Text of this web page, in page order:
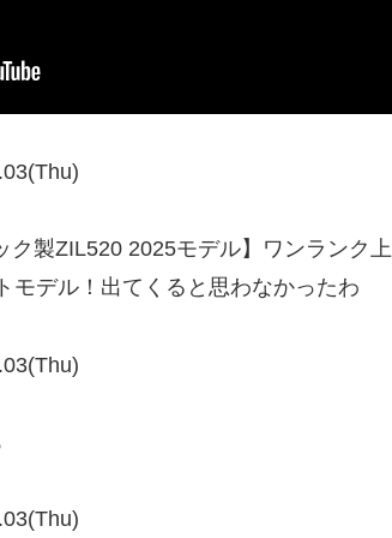
製ZIL520 2025モデル】ワンランク
モデル！出てくると思わなかったわ